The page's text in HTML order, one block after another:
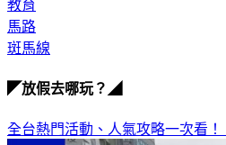
教育
馬路
斑馬線
◤放假去哪玩？◢
全台熱門活動、人氣攻略一次看！